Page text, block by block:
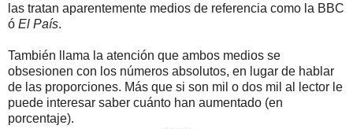
las tratan aparentemente medios de referencia como la BBC
ó El País.
También llama la atención que ambos medios se
obsesionen con los números absolutos, en lugar de hablar
de las proporciones. Más que si son mil o dos mil al lector le
puede interesar saber cuánto han aumentado (en
porcentaje).